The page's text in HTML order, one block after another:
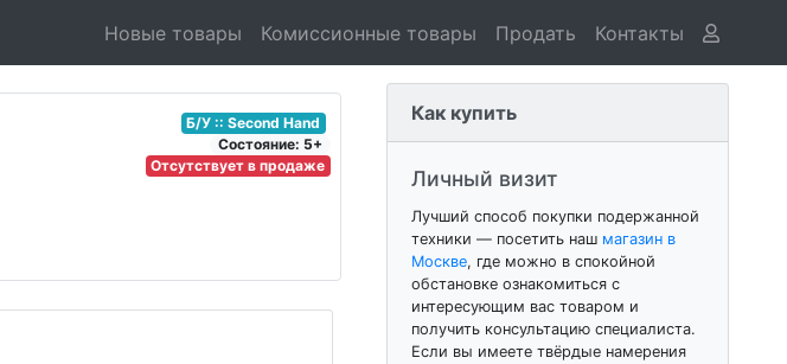
Новые товары Комиссионные товары Продать Контакты
Б/У :: Second Hand
Соcтояние: 5+
Отсутствует в продаже
Как купить
Личный визит
Лучший способ покупки подержанной
техники — посетить наш магазин в
Москве, где можно в спокойной
обстановке ознакомиться с
интересующим вас товаром и
получить консультацию специалиста.
Если вы имеете твёрдые намерения